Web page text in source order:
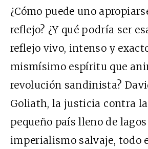
¿Cómo puede uno
reflejo? ¿Y qué podría ser
reflejo vivo, intenso y
mismísimo espíritu que
revolución sandinista?
Goliath, la justicia contra
pequeño país lleno de
imperialismo salvaje, todo